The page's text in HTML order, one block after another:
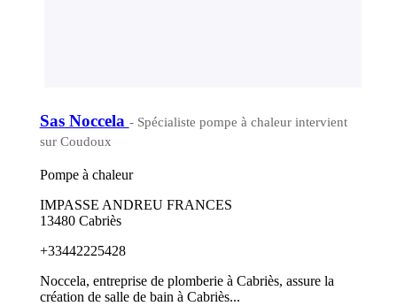
Sas Noccela - Spécialiste pompe à chaleur intervient
sur Coudoux
Pompe à chaleur
IMPASSE ANDREU FRANCES
13480 Cabriès
+33442225428
Noccela, entreprise de plomberie à Cabriès, assure la
création de salle de bain à Cabriès...